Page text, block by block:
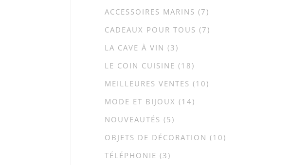
ACCESSOIRES MARINS (7)
CADEAUX POUR TOUS (7)
LA CAVE À VIN (3)
LE COIN CUISINE (18)
MEILLEURES VENTES (10)
MODE ET BIJOUX (14)
NOUVEAUTÉS (5)
OBJETS DE DÉCORATION (10)
TÉLÉPHONIE (3)